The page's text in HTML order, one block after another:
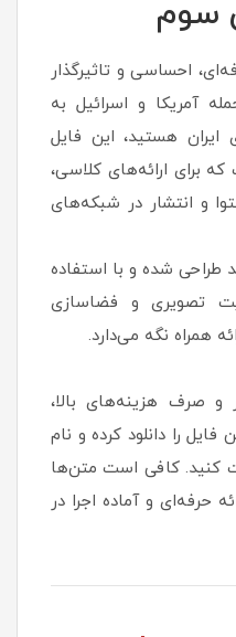
سوم
احساسی و تاثیرگذار
آمریکا و اسرائیل به
ایران هستید، این فایل
برای ارائه‌های کلاسی،
و انتشار در شبکه‌های
در 23 اسلاید طراحی شده و با استفاده
تصویری و فضاسازی
همراه نگه می‌دارد.
و صرف هزینه‌های بالا،
را دانلود کرده و نام
کنید. کافی است متن‌ها
حرفه‌ای و آماده اجرا در